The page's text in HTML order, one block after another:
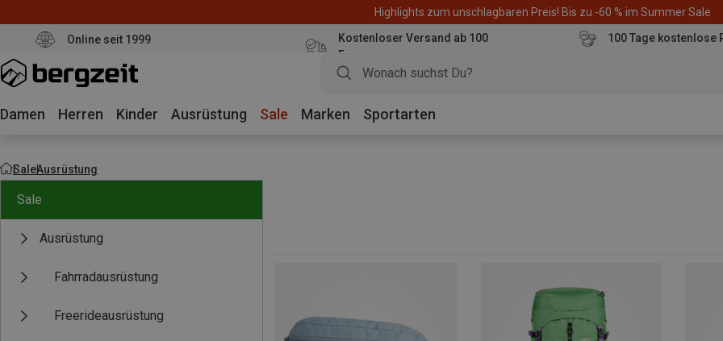
Highlights zum unschlagbaren Preis! Bis zu -60 % im Summer Sale
Online seit 1999
Kostenloser Versand ab 100
Euro
100 Tage kostenlose
Damen Herren Kinder Ausrüstung Sale Marken Sportarten
SaleAusrüstung
Sale
Ausrüstung
Fahrradausrüstung
Freerideausrüstung